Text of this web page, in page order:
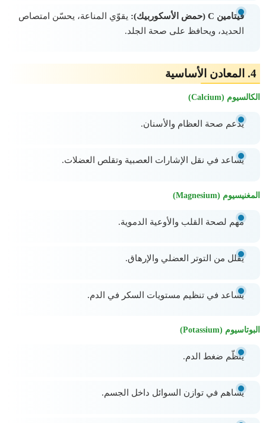
فيتامين C (حمض الأسكوربيك):
يقوّي المناعة، يحسّن امتصاص
الحديد، ويحافظ على صحة الجلد.
4. المعادن الأساسية
الكالسيوم (Calcium)
يدعم صحة العظام والأسنان.
يساعد في نقل الإشارات العصبية وتقلص العضلات.
المغنيسيوم (Magnesium)
مهم لصحة القلب والأوعية الدموية.
يقلل من التوتر العضلي والإرهاق.
يساعد في تنظيم مستويات السكر في الدم.
البوتاسيوم (Potassium)
ينظّم ضغط الدم.
يساهم في توازن السوائل داخل الجسم.